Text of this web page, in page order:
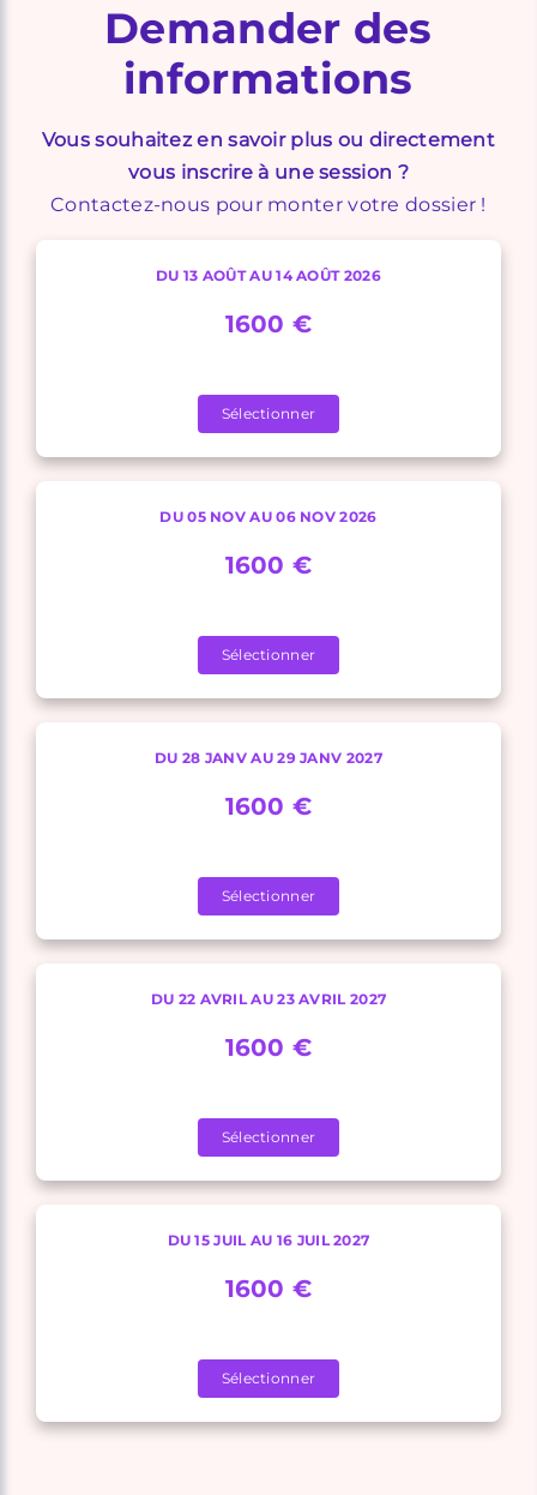
Demander des
informations
Vous souhaitez en savoir plus ou directement
vous inscrire à une session ?
Contactez-nous pour monter votre dossier !
DU 13 AOÛT AU 14 AOÛT 2026
1600 €
Sélectionner
DU 05 NOV AU 06 NOV 2026
1600 €
Sélectionner
DU 28 JANV AU 29 JANV 2027
1600 €
Sélectionner
DU 22 AVRIL AU 23 AVRIL 2027
1600 €
Sélectionner
DU 15 JUIL AU 16 JUIL 2027
1600 €
Sélectionner